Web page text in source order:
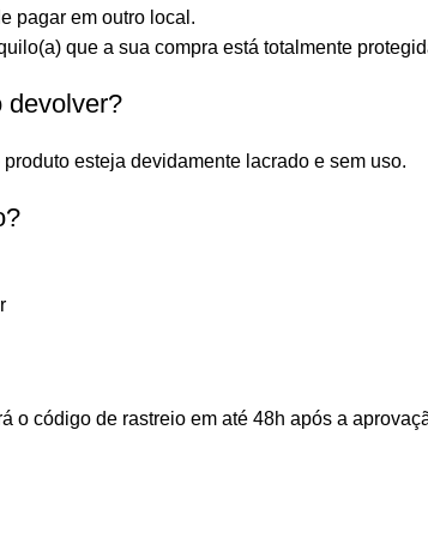
pagar em outro local.
que a sua compra está totalmente
devolver?
esteja devidamente lacrado e sem uso.
o código de rastreio em até 48h após a